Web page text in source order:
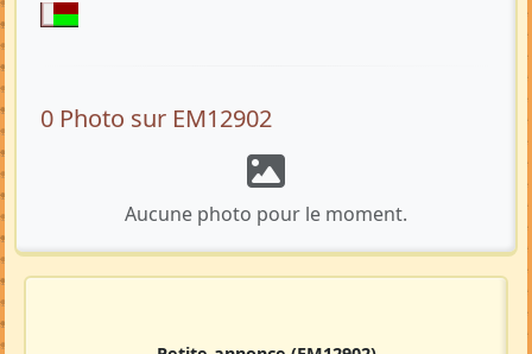
0 Photo sur EM12902
Aucune photo pour le moment.